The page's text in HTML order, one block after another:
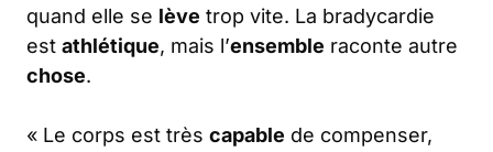
quand elle se lève trop vite. La bradycardie
est athlétique, mais l’ensemble raconte autre
chose.
« Le corps est très capable de compenser,